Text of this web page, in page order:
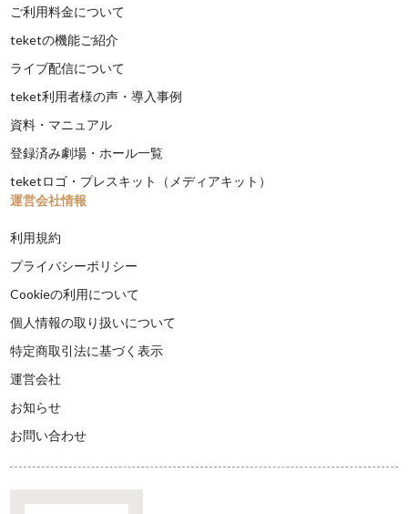
ご利用料金について
teketの機能ご紹介
ライブ配信について
teket利用者様の声・導入事例
資料・マニュアル
登録済み劇場・ホール一覧
teketロゴ・プレスキット（メディアキット）
運営会社情報
利用規約
プライバシーポリシー
Cookieの利用について
個人情報の取り扱いについて
特定商取引法に基づく表示
運営会社
お知らせ
お問い合わせ